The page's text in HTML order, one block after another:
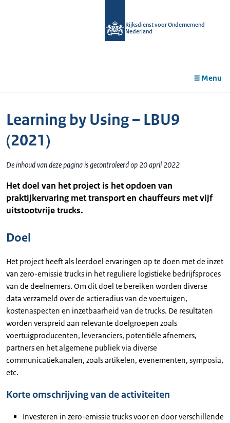
Rijksdienst voor Ondernemend
Nederland
Menu
Learning by Using – LBU9
(2021)
De inhoud van deze pagina is gecontroleerd op 20 april 2022
Het doel van het project is het opdoen van
praktijkervaring met transport en chauffeurs met vijf
uitstootvrije trucks.
Doel
Het project heeft als leerdoel ervaringen op te doen met de inzet
van zero-emissie trucks in het reguliere logistieke bedrijfsproces
van de deelnemers. Om dit doel te bereiken worden diverse
data verzameld over de actieradius van de voertuigen,
kostenaspecten en inzetbaarheid van de trucks. De resultaten
worden verspreid aan relevante doelgroepen zoals
voertuigproducenten, leveranciers, potentiële afnemers,
partners en het algemene publiek via diverse
communicatiekanalen, zoals artikelen, evenementen, symposia,
etc.
Korte omschrijving van de activiteiten
Investeren in zero-emissie trucks voor en door verschillende